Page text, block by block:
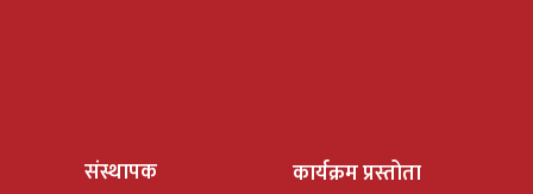
संस्थापक कार्यक्रम प्रस्तोता